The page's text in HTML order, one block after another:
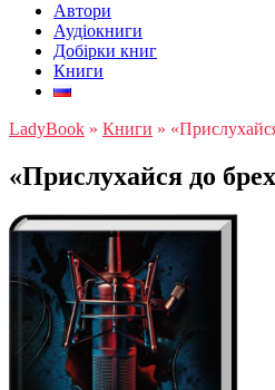
Автори
Аудіокниги
Добірки книг
Книги
LadyBook » Книги »
«Прислухайся до